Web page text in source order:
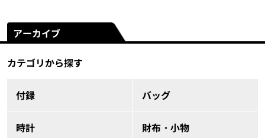
アーカイブ
カテゴリから探す
付録 バッグ
時計 財布・小物